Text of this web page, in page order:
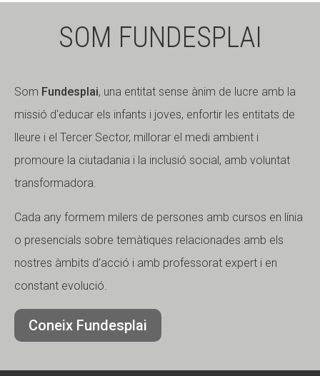
SOM FUNDESPLAI
Som Fundesplai, una entitat sense ànim de lucre amb la
missió d'educar els infants i joves, enfortir les entitats de
lleure i el Tercer Sector, millorar el medi ambient i
promoure la ciutadania i la inclusió social, amb voluntat
transformadora.
Cada any formem milers de persones amb cursos en línia
o presencials sobre temàtiques relacionades amb els
nostres àmbits d’acció i amb professorat expert i en
constant evolució.
Coneix Fundesplai